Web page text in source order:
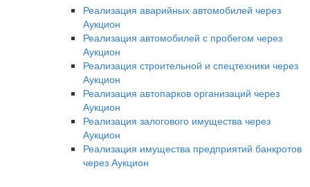
Реализация аварийных автомобилей через
Аукцион
Реализация автомобилей с пробегом через
Аукцион
Реализация строительной и спецтехники через
Аукцион
Реализация автопарков организаций через
Аукцион
Реализация залогового имущества через
Аукцион
Реализация имущества предприятий банкротов
через Аукцион